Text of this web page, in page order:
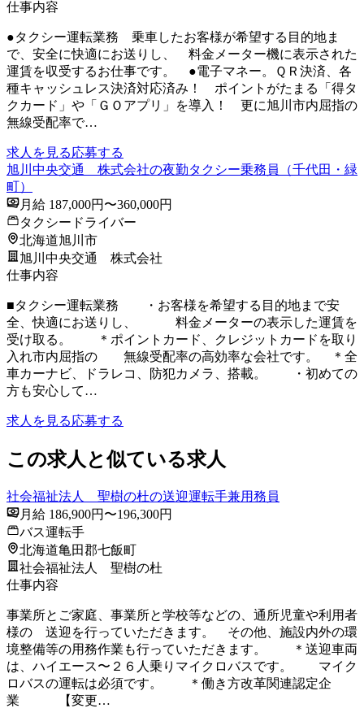
仕事内容
●タクシー運転業務 乗車したお客様が希望する目的地ま
で、安全に快適にお送りし、 料金メーター機に表示された
運賃を収受するお仕事です。 ●電子マネー。ＱＲ決済、各
種キャッシュレス決済対応済み！ ポイントがたまる「得タ
クカード」や「ＧＯアプリ」を導入！ 更に旭川市内屈指の
無線受配率で…
求人を見る応募する
旭川中央交通 株式会社の夜勤タクシー乗務員（千代田・緑
町）
月給 187,000円〜360,000円
タクシードライバー
北海道旭川市
旭川中央交通 株式会社
仕事内容
■タクシー運転業務 ・お客様を希望する目的地まで安
全、快適にお送りし、 料金メーターの表示した運賃を
受け取る。 ＊ポイントカード、クレジットカードを取り
入れ市内屈指の 無線受配率の高効率な会社です。 ＊全
車カーナビ、ドラレコ、防犯カメラ、搭載。 ・初めての
方も安心して…
求人を見る応募する
この求人と似ている求人
社会福祉法人 聖樹の杜の送迎運転手兼用務員
月給 186,900円〜196,300円
バス運転手
北海道亀田郡七飯町
社会福祉法人 聖樹の杜
仕事内容
事業所とご家庭、事業所と学校等などの、通所児童や利用者
様の 送迎を行っていただきます。 その他、施設内外の環
境整備等の用務作業も行っていただきます。 ＊送迎車両
は、ハイエース〜２６人乗りマイクロバスです。 マイク
ロバスの運転は必須です。 ＊働き方改革関連認定企
業 【変更…